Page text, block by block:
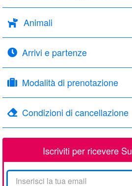
Animali
Arrivi e partenze
Modalità di prenotazione
Condizioni di cancellazione
Iscriviti per ricevere
La
tua